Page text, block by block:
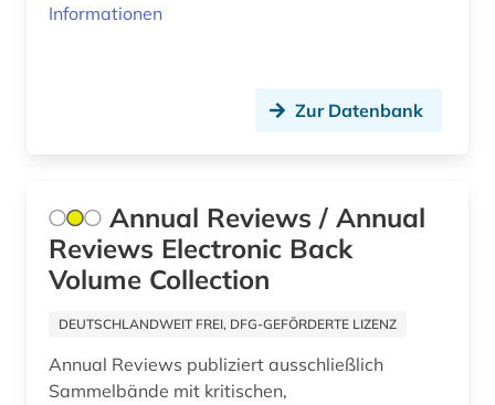
forstnutzung (1)
forstwirtschaft (1)
forstwissenschaft (1)
fossil (1)
frau (1)
Informationen
Zur Datenbank
Annual Reviews / Annual
Reviews Electronic Back
Volume Collection
DEUTSCHLANDWEIT FREI, DFG-GEFÖRDERTE LIZENZ
Annual Reviews publiziert ausschließlich
Sammelbände mit kritischen,